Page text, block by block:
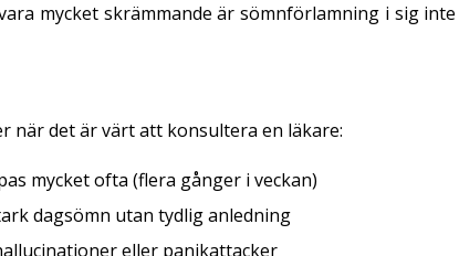
mycket skrämmande är sömnförlamning i sig
när det är värt att konsultera en läkare:
mycket ofta (flera gånger i veckan)
dagsömn utan tydlig anledning
eller panikattacker